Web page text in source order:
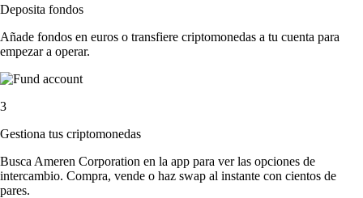
Deposita fondos
Añade fondos en euros o transfiere criptomonedas a tu cuenta para
empezar a operar.
3
Gestiona tus criptomonedas
Busca Ameren Corporation en la app para ver las opciones de
intercambio. Compra, vende o haz swap al instante con cientos de
pares.